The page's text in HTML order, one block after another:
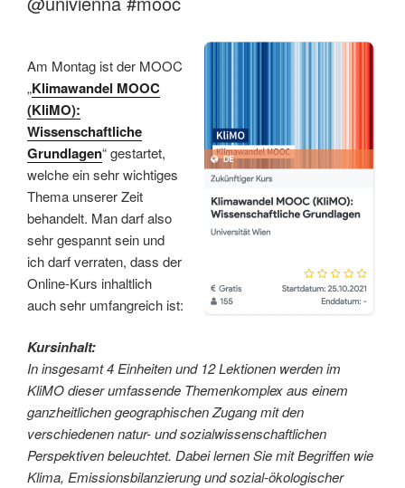
Am Montag ist der MOOC
„Klimawandel MOOC
(KliMO):
Wissenschaftliche
Grundlagen“ gestartet,
welche ein sehr wichtiges
Thema unserer Zeit
behandelt. Man darf also
sehr gespannt sein und
ich darf verraten, dass der
Online-Kurs inhaltlich
auch sehr umfangreich ist:
Kursinhalt:
In insgesamt 4 Einheiten und 12 Lektionen werden im
KliMO dieser umfassende Themenkomplex aus einem
ganzheitlichen geographischen Zugang mit den
verschiedenen natur- und sozialwissenschaftlichen
Perspektiven beleuchtet. Dabei lernen Sie mit Begriffen wie
Klima, Emissionsbilanzierung und sozial-ökologischer